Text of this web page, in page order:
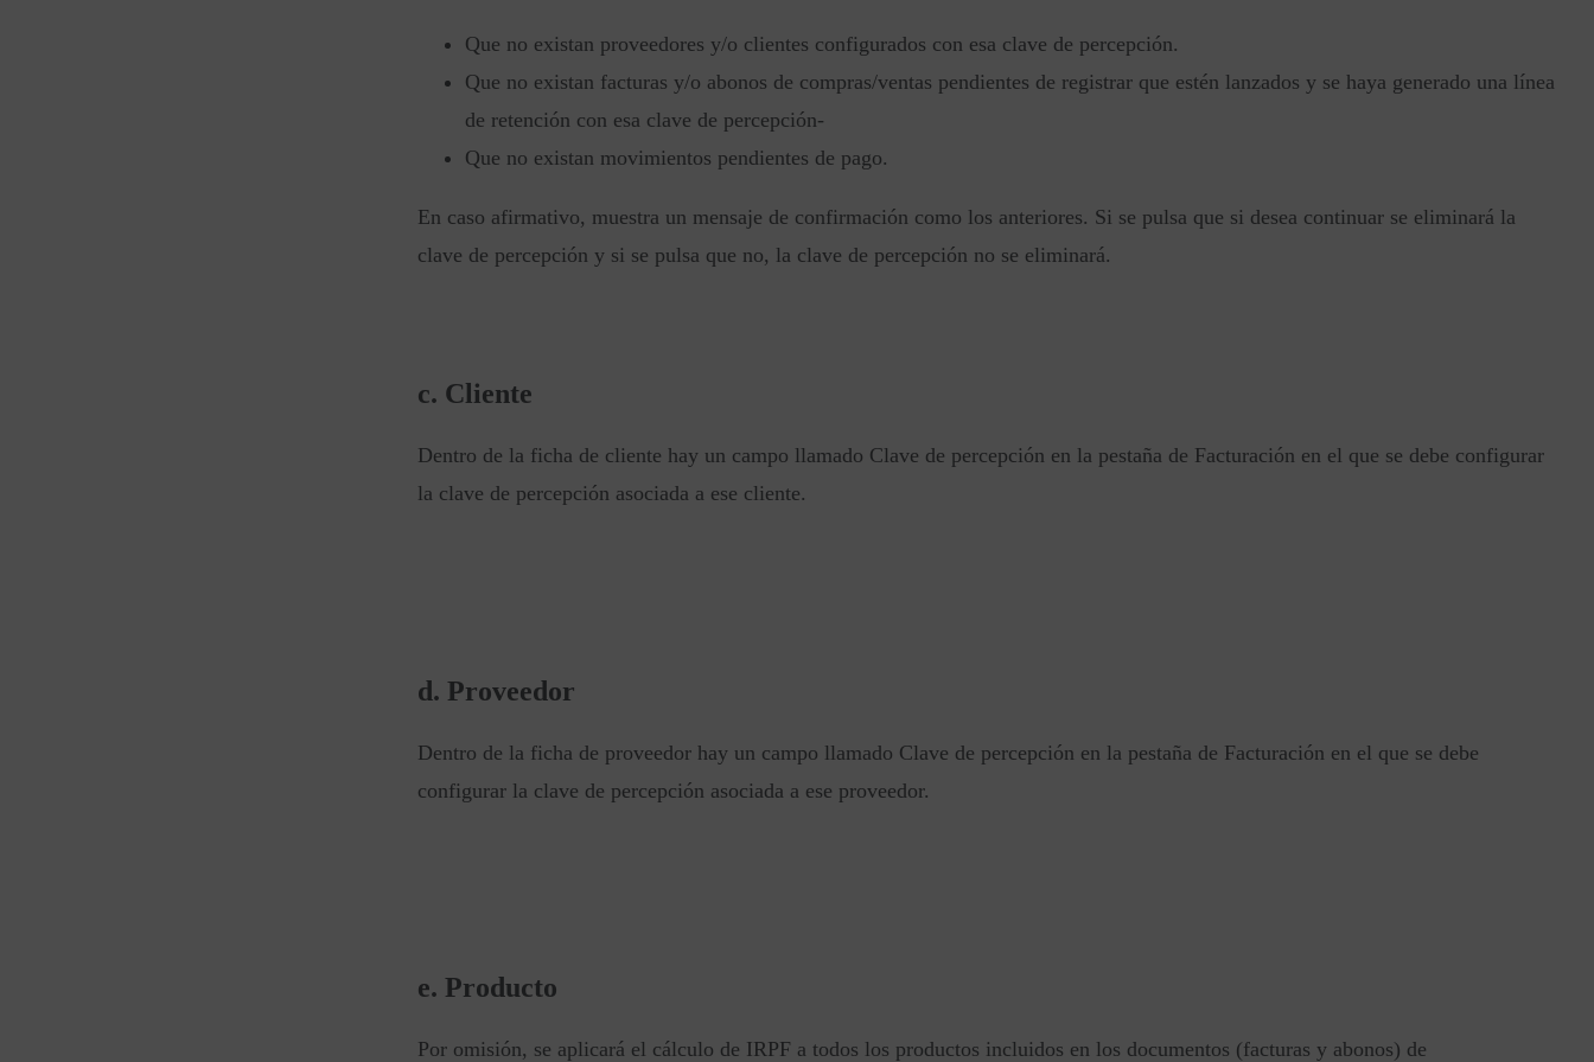
Que no existan proveedores y/o clientes configurados con esa clave de percepción.
Que no existan facturas y/o abonos de compras/ventas pendientes de registrar que estén lanzados y se haya generado una línea
de retención con esa clave de percepción-
Que no existan movimientos pendientes de pago.
En caso afirmativo, muestra un mensaje de confirmación como los anteriores. Si se pulsa que si desea continuar se eliminará la
clave de percepción y si se pulsa que no, la clave de percepción no se eliminará.
c. Cliente
Dentro de la ficha de cliente hay un campo llamado Clave de percepción en la pestaña de Facturación en el que se debe configurar
la clave de percepción asociada a ese cliente.
d. Proveedor
Dentro de la ficha de proveedor hay un campo llamado Clave de percepción en la pestaña de Facturación en el que se debe
configurar la clave de percepción asociada a ese proveedor.
e. Producto
Por omisión, se aplicará el cálculo de IRPF a todos los productos incluidos en los documentos (facturas y abonos) de